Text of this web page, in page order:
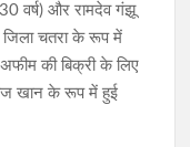
वर्ष) और रामदेव गंझू
जिला चतरा के रूप में
की बिक्री के लिए
खान के रूप में हुई